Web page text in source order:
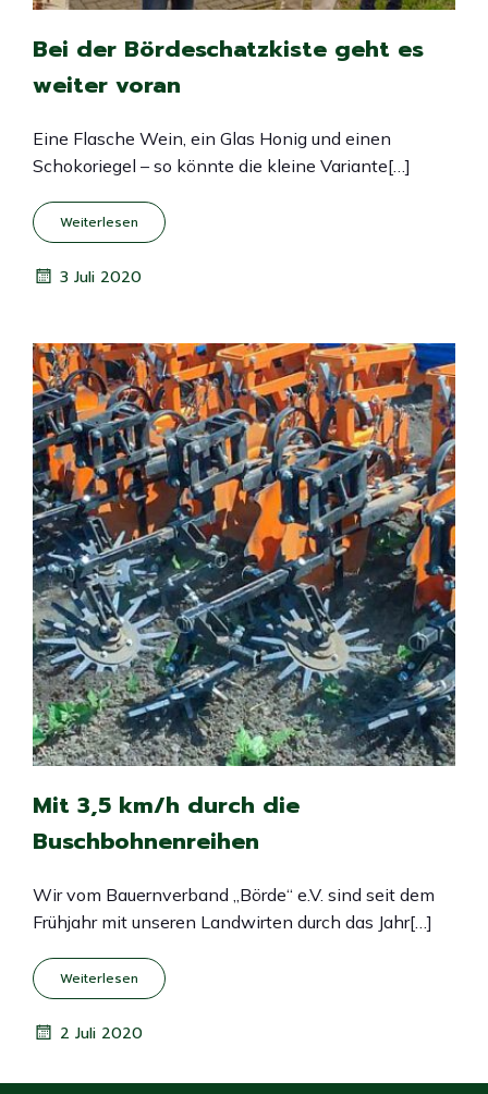
Bei der Bördeschatzkiste geht es
weiter voran
Eine Flasche Wein, ein Glas Honig und einen
Schokoriegel – so könnte die kleine Variante[…]
Weiterlesen
3 Juli 2020
Mit 3,5 km/h durch die
Buschbohnenreihen
Wir vom Bauernverband „Börde“ e.V. sind seit dem
Frühjahr mit unseren Landwirten durch das Jahr[…]
Weiterlesen
2 Juli 2020